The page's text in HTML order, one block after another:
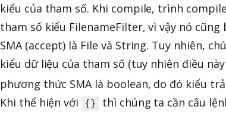
kiểu của tham số. Khi compile, trình
tham số kiểu FilenameFilter, vì vậy nó
SMA (accept) là File và String. Tuy nhiên,
kiểu dữ liệu của tham số (tuy nhiên điều
phương thức SMA là boolean, do đó kiểu
Khi thể hiện với
{} thì chúng ta cần câu